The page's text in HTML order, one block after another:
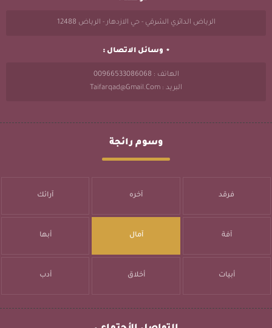
الرياض الدائري الشرقي - حي الازدهار - الرياض 12488
وسائل الاتصال :
الهاتف : 00966533086068
البريد : Taifarqad@gmail.com
وسوم رائجة
فرقد آخره آرائك
آفة آمال أبها
أبيات أخلاق أدب